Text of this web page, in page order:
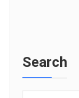
Search